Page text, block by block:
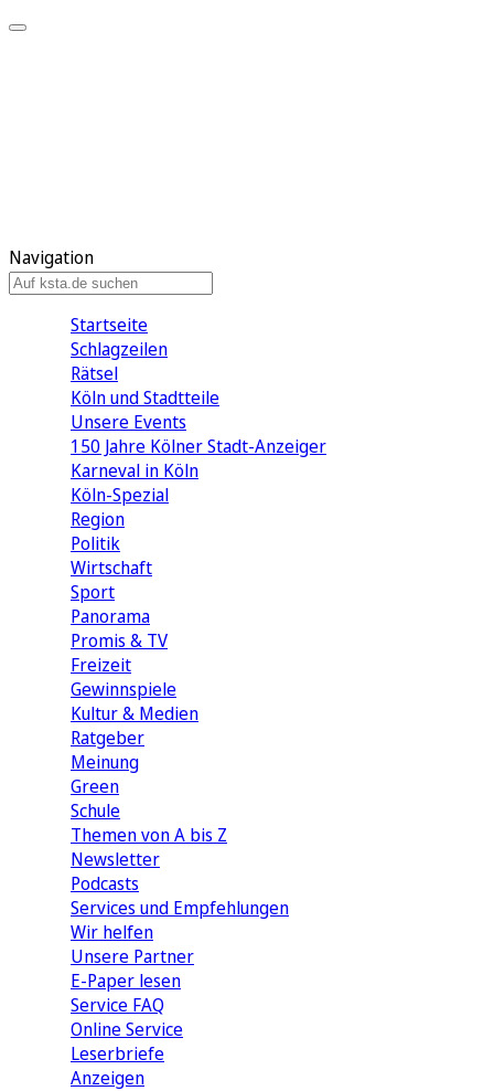
Navigation
Startseite
Schlagzeilen
Rätsel
Köln und Stadtteile
Unsere Events
150 Jahre Kölner Stadt-Anzeiger
Karneval in Köln
Köln-Spezial
Region
Politik
Wirtschaft
Sport
Panorama
Promis & TV
Freizeit
Gewinnspiele
Kultur & Medien
Ratgeber
Meinung
Green
Schule
Themen von A bis Z
Newsletter
Podcasts
Services und Empfehlungen
Wir helfen
Unsere Partner
E-Paper lesen
Service FAQ
Online Service
Leserbriefe
Anzeigen